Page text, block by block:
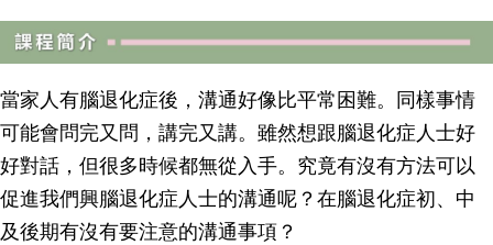
當家人有腦退化症後，溝通好像比平常困難。同樣事情
可能會問完又問，講完又講。雖然想跟腦退化症人士好
好對話，但很多時候都無從入手。究竟有沒有方法可以
促進我們興腦退化症人士的溝通呢？在腦退化症初、中
及後期有沒有要注意的溝通事項？